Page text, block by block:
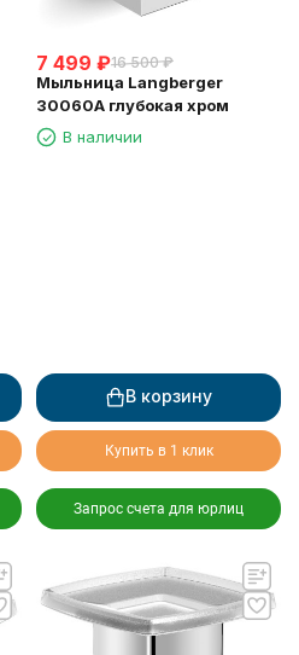
7 499 ₽16 500 ₽
Мыльница Langberger
30060A глубокая хром
В наличии
В корзину
Купить в 1 клик
Запрос счета для юрлиц